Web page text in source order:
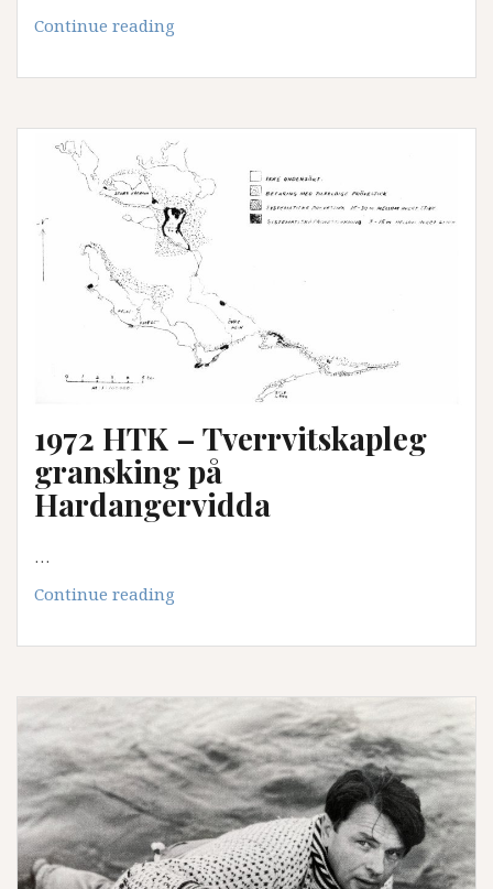
Continue reading
–
belønningsmedalje
til
norske
bønder,
1776
1972 HTK – Tverrvitskapleg
gransking på
Hardangervidda
…
Continue reading
–
gransking
på
Hardangervidda